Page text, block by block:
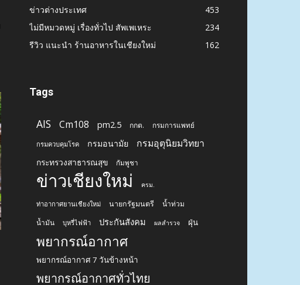
ข่าวต่างประเทศ
453
ไม่มีหมวดหมู่ เรื่องทั่วไป สัพเพเหระ
234
รีวิว แนะนำ ร้านอาหารในเชียงใหม่
162
Tags
AIS Cm108 pm2.5 กกต. กรมการแพทย์
กรมควบคุมโรค กรมอนามัย กรมอุตุนิยมวิทยา
กระทรวงสาธารณสุข กัมพูชา
ข่าวเชียงใหม่ ครม.
ท่าอากาศยานเชียงใหม่ นายกรัฐมนตรี น้ำท่วม
น้ำมัน บุหรี่ไฟฟ้า ประกันสังคม ผลสำรวจ ฝุ่น
พยากรณ์อากาศ
พยากรณ์อากาศ 7 วันข้างหน้า
พยากรณ์อากาศทั่วไทย